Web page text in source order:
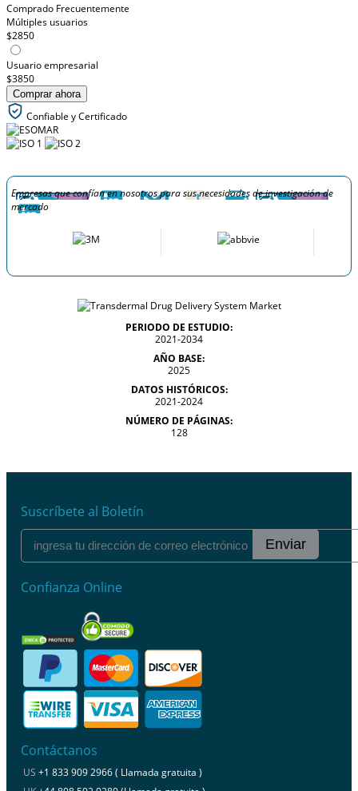
Comprado Frecuentemente
Múltiples usuarios
$2850
Usuario empresarial
$3850
Comprar ahora
Confiable y Certificado
Empresas que confían en nosotros para sus necesidades de investigación de
mercado
PERIODO DE ESTUDIO:
2021-2034
AÑO BASE:
2025
DATOS HISTÓRICOS:
2021-2024
NÚMERO DE PÁGINAS:
128
Suscríbete al Boletín
Enviar
Confianza Online
Contáctanos
US +1 833 909 2966 ( Llamada gratuita )